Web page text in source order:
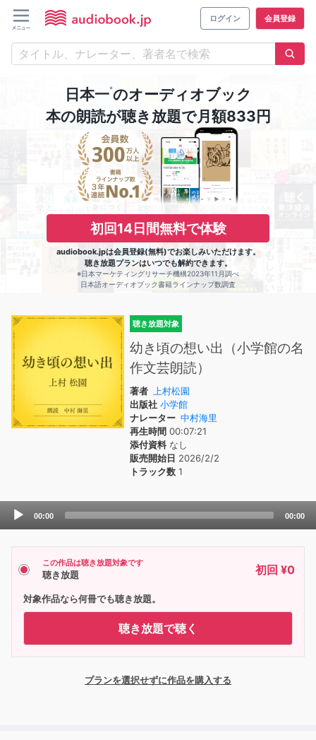
ログイン 会員登録
日本一※のオーディオブック
本の朗読が聴き放題で月額833円
初回14日間無料で体験
audiobook.jpは会員登録(無料)でお楽しみいただけます。
聴き放題プランはいつでも解約できます。
※日本マーケティングリサーチ機構2023年11月調べ
日本語オーディオブック書籍ラインナップ数調査
聴き放題対象
幼き頃の想い出（小学館の名
作文芸朗読）
著者
上村松園
出版社 小学館
ナレーター 中村海里
再生時間 00:07:21
添付資料なし
販売開始日 2026/2/2
トラック数 1
Audio
00:00 00:00
この作品は聴き放題対象です
聴き放題 初回 ¥0
対象作品なら何冊でも聴き放題。
聴き放題で聴く
プランを選択せずに作品を購入する